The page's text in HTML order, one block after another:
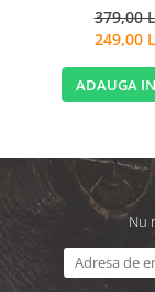
si Micronutrienti
379,00
249,00
ADAUGA
Nu